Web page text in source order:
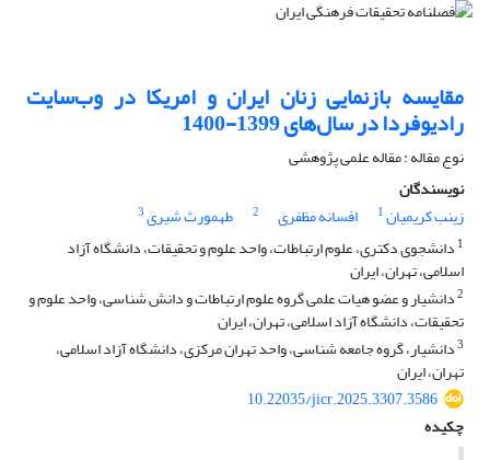
مقایسه بازنمایی زنان ایران و امریکا در وب‌سایت
رادیوفردا در سال‌های 1399-1400
نوع مقاله : مقاله علمی پژوهشی
نویسندگان
زینب کریمیان1 افسانه مظفری 2 طهمورث شیری3
1 دانشجوی دکتری، علوم ارتباطات، واحد علوم و تحقیقات، دانشگاه آزاد
اسلامی، تهران، ایران
2دانشیار و عضو هیات علمی گروه علوم ارتباطات و دانش شناسی، واحد علوم و
تحقیقات، دانشگاه آزاد اسلامی، تهران، ایران
3دانشیار، گروه جامعه شناسی، واحد تهران مرکزی، دانشگاه آزاد اسلامی،
تهران، ایران
10.22035/jicr.2025.3307.3586
چکیده